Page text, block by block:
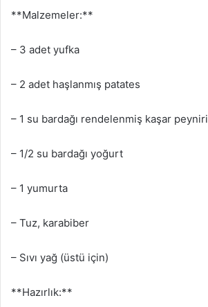
**Malzemeler:**
– 3 adet yufka
– 2 adet haşlanmış patates
– 1 su bardağı rendelenmiş kaşar peyniri
– 1/2 su bardağı yoğurt
– 1 yumurta
– Tuz, karabiber
– Sıvı yağ (üstü için)
**Hazırlık:**